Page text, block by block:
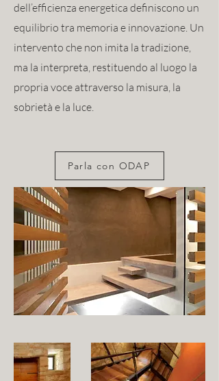
dell’efficienza energetica definiscono un
equilibrio tra memoria e innovazione. Un
intervento che non imita la tradizione,
ma la interpreta, restituendo al luogo la
propria voce attraverso la misura, la
sobrietà e la luce.
Parla con ODAP